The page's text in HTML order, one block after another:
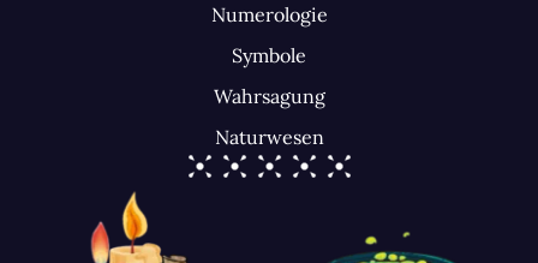
Numerologie
Symbole
Wahrsagung
Naturwesen